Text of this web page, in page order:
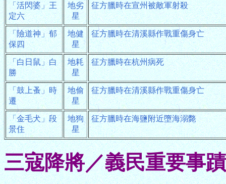
「活閃婆」王
定六
地劣
星
征方臘時在宣州被敵軍射殺
「險道神」郁
保四
地健
星
征方臘時在清溪縣作戰重傷身亡
「白日鼠」白
勝
地耗
星
征方臘時在杭州病死
「鼓上蚤」時
遷
地偷
星
征方臘時在清溪縣作戰重傷身亡
「金毛犬」段
景住
地狗
星
征方臘時在海鹽附近墮海溺斃
三寇降將／義民重要事蹟